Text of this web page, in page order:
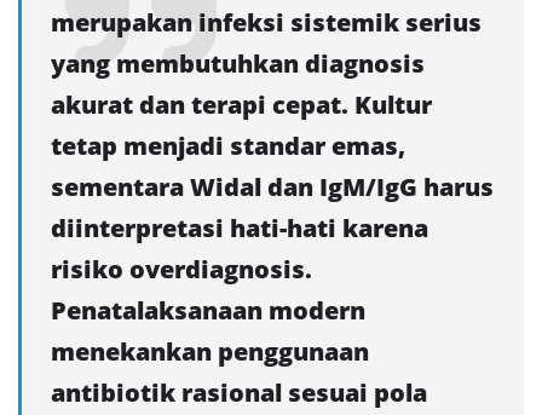
merupakan infeksi sistemik serius
yang membutuhkan diagnosis
akurat dan terapi cepat. Kultur
tetap menjadi standar emas,
sementara Widal dan IgM/IgG harus
diinterpretasi hati-hati karena
risiko overdiagnosis.
Penatalaksanaan modern
menekankan penggunaan
antibiotik rasional sesuai pola